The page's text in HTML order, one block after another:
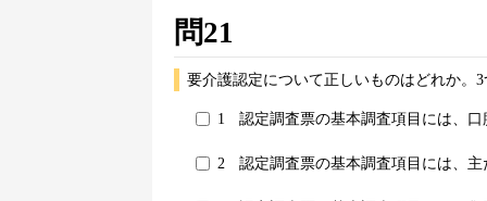
問21
要介護認定について正しいものはどれか。
1 認定調査票の基本調査項目には、
2 認定調査票の基本調査項目には、